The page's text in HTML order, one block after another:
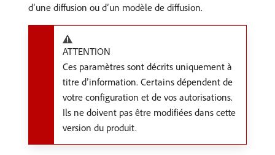
d’une diffusion ou d’un modèle de diffusion.
ATTENTION
Ces paramètres sont décrits uniquement à
titre d’information. Certains dépendent de
votre configuration et de vos autorisations.
Ils ne doivent pas être modifiées dans cette
version du produit.